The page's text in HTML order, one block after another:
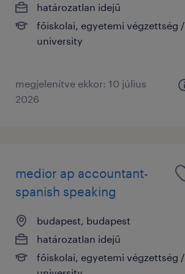
határozatlan idejű
főiskolai, egyetemi végzettség /
university
megjelenítve ekkor: 10 július
2026
medior ap accountant-
spanish speaking
budapest, budapest
határozatlan idejű
főiskolai, egyetemi végzettség /